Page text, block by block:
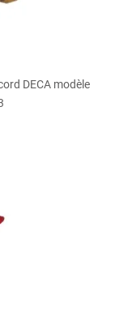
DECA modèle